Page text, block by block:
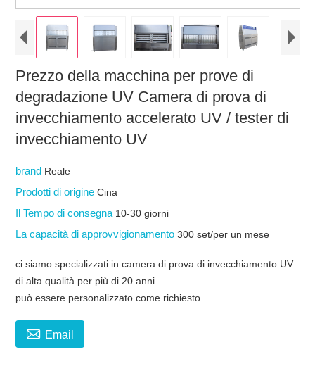
Prezzo della macchina per prove di
degradazione UV Camera di prova di
invecchiamento accelerato UV / tester di
invecchiamento UV
brand Reale
Prodotti di origineCina
Il Tempo di consegna 10-30 giorni
La capacità di approvvigionamento300 set/per un mese
ci siamo specializzati in camera di prova di invecchiamento UV
di alta qualità per più di 20 anni
può essere personalizzato come richiesto
 Email